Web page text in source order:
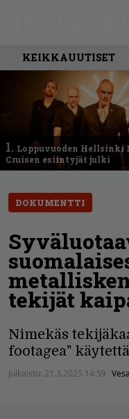
KEIKKAUUTISET
1. Loppuvuoden Hellsinki
Cruisen esiintyjät julki
DOKUMENTTI
tekijät
Nimekäs
footagea"
Julkaistu: 21.3.2025 14:59